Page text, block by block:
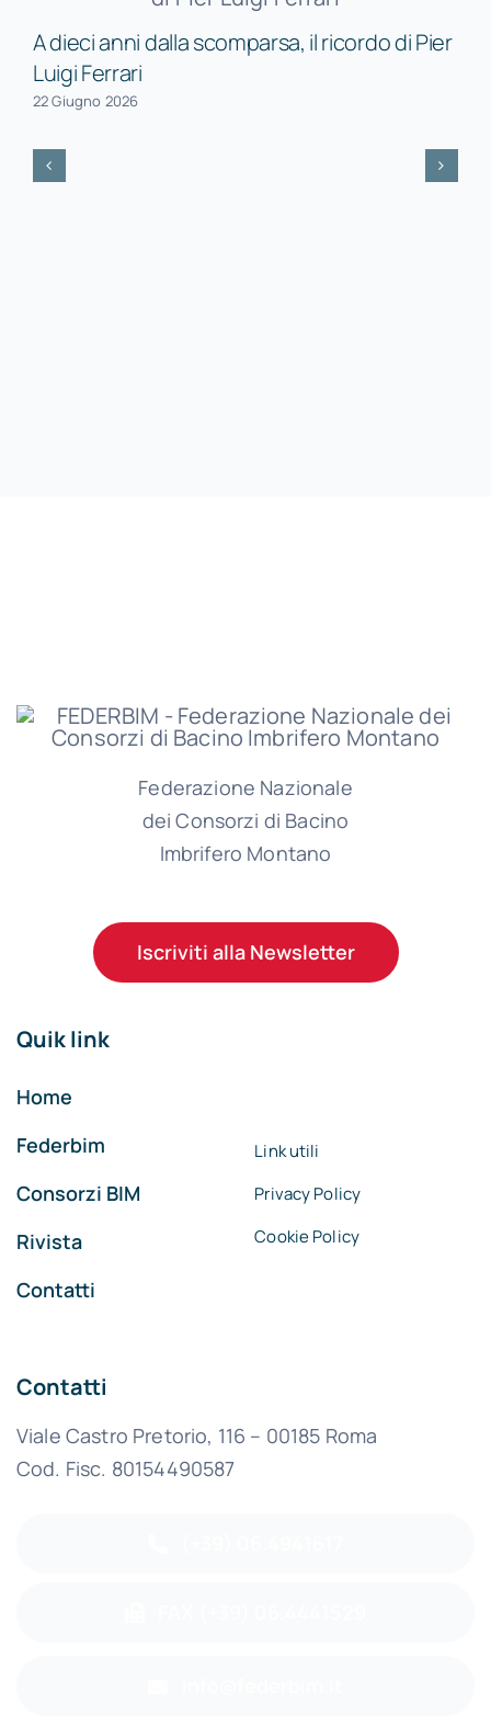
A dieci anni dalla scomparsa, il ricordo di Pier
Luigi Ferrari
22 Giugno 2026
Federazione Nazionale
dei Consorzi di Bacino
Imbrifero Montano
Iscriviti alla Newsletter
Quik link
Home
Federbim
Consorzi BIM
Rivista
Contatti
Link utili
Privacy Policy
Cookie Policy
Contatti
Viale Castro Pretorio, 116 – 00185 Roma
Cod. Fisc. 80154490587